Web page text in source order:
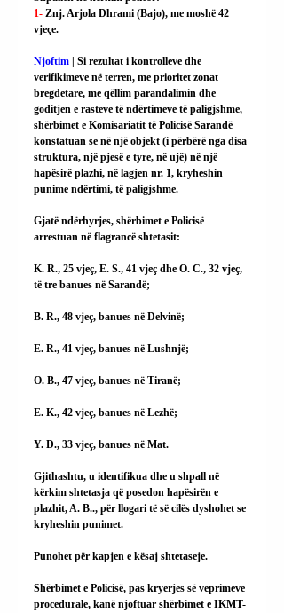
1- Znj. Arjola Dhrami (Bajo), me moshë 42
vjeçe.
Njoftim | Si rezultat i kontrolleve dhe
verifikimeve në terren, me prioritet zonat
bregdetare, me qëllim parandalimin dhe
goditjen e rasteve të ndërtimeve të paligjshme,
shërbimet e Komisariatit të Policisë Sarandë
konstatuan se në një objekt (i përbërë nga disa
struktura, një pjesë e tyre, në ujë) në një
hapësirë plazhi, në lagjen nr. 1, kryheshin
punime ndërtimi, të paligjshme.
Gjatë ndërhyrjes, shërbimet e Policisë
arrestuan në flagrancë shtetasit:
K. R., 25 vjeç, E. S., 41 vjeç dhe O. C., 32 vjeç,
të tre banues në Sarandë;
B. R., 48 vjeç, banues në Delvinë;
E. R., 41 vjeç, banues në Lushnjë;
O. B., 47 vjeç, banues në Tiranë;
E. K., 42 vjeç, banues në Lezhë;
Y. D., 33 vjeç, banues në Mat.
Gjithashtu, u identifikua dhe u shpall në
kërkim shtetasja që posedon hapësirën e
plazhit, A. B.., për llogari të së cilës dyshohet se
kryheshin punimet.
Punohet për kapjen e kësaj shtetaseje.
Shërbimet e Policisë, pas kryerjes së veprimeve
procedurale, kanë njoftuar shërbimet e IKMT-